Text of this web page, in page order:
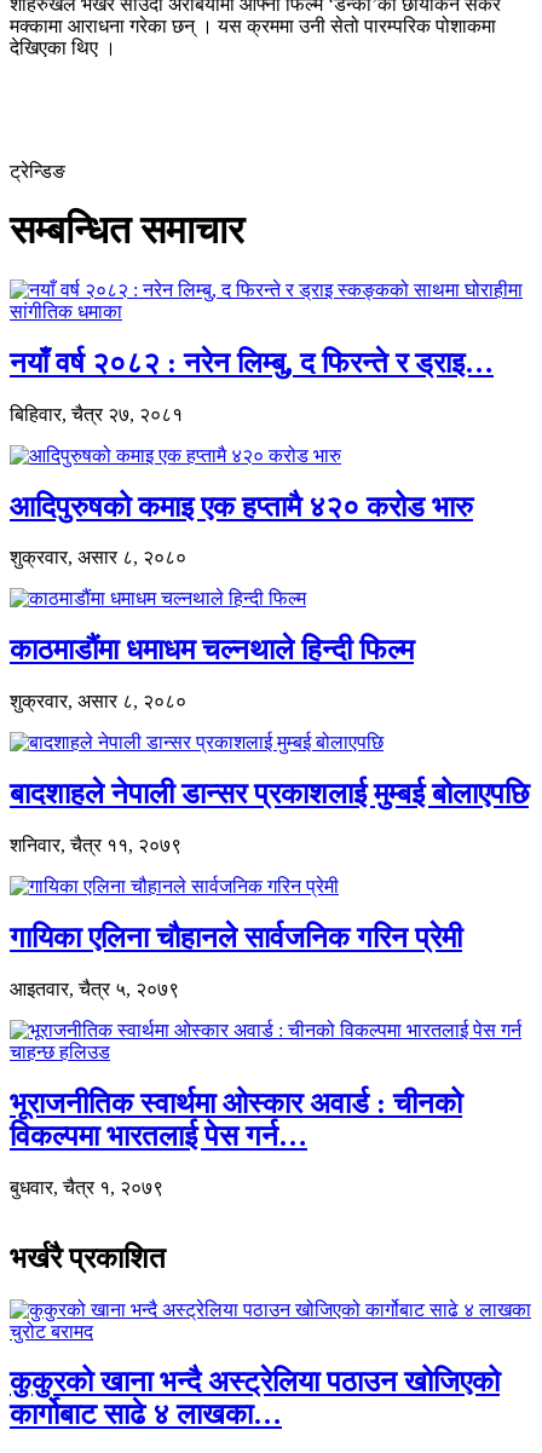
शाहरुखले भर्खरै साउदी अरेबियामा आफ्नो फिल्म ‘डन्की’को छायांकन सकेर
मक्कामा आराधना गरेका छन् । यस क्रममा उनी सेतो पारम्परिक पोशाकमा
देखिएका थिए ।
ट्रेन्डिङ
सम्बन्धित समाचार
नयाँ वर्ष २०८२ : नरेन लिम्बु, द फिरन्ते र ड्राइ…
बिहिवार, चैत्र २७, २०८१
आदिपुरुषको कमाइ एक हप्तामै ४२० करोड भारु
शुक्रवार, असार ८, २०८०
काठमाडौंमा धमाधम चल्नथाले हिन्दी फिल्म
शुक्रवार, असार ८, २०८०
बादशाहले नेपाली डान्सर प्रकाशलाई मुम्बई बोलाएपछि
शनिवार, चैत्र ११, २०७९
गायिका एलिना चौहानले सार्वजनिक गरिन प्रेमी
आइतवार, चैत्र ५, २०७९
भूराजनीतिक स्वार्थमा ओस्कार अवार्ड : चीनको
विकल्पमा भारतलाई पेस गर्न…
बुधवार, चैत्र १, २०७९
भर्खरै प्रकाशित
कुकुरको खाना भन्दै अस्ट्रेलिया पठाउन खोजिएको
कार्गोबाट साढे ४ लाखका…